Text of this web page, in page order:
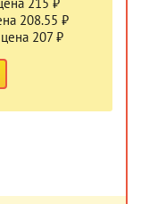
208.55 ₽
207 ₽